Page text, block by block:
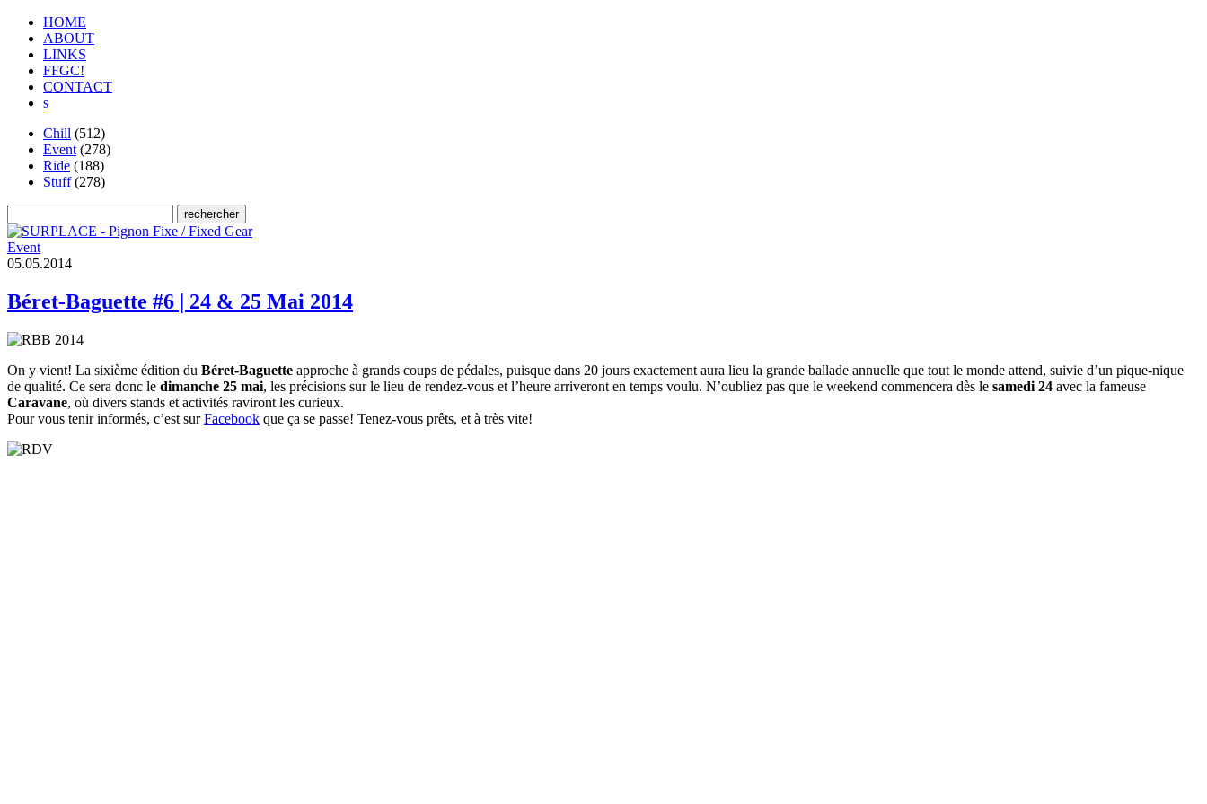
HOME
ABOUT
LINKS
FFGC!
CONTACT
s
Chill (512)
Event (278)
Ride (188)
Stuff(278)
Event
05.05.2014
Béret-Baguette #6 | 24 & 25 Mai 2014
On y vient! La sixième édition du Béret-Baguette approche à grands coups de pédales, puisque dans 20 jours exactement aura lieu la grande ballade annuelle que tout le monde attend, suivie d’un pique-nique
de qualité. Ce sera donc le dimanche 25 mai, les précisions sur le lieu de rendez-vous et l’heure arriveront en temps voulu. N’oubliez pas que le weekend commencera dès le samedi 24 avec la fameuse
Caravane, où divers stands et activités raviront les curieux.
Pour vous tenir informés, c’est surFacebook que ça se passe! Tenez-vous prêts, et à très vite!